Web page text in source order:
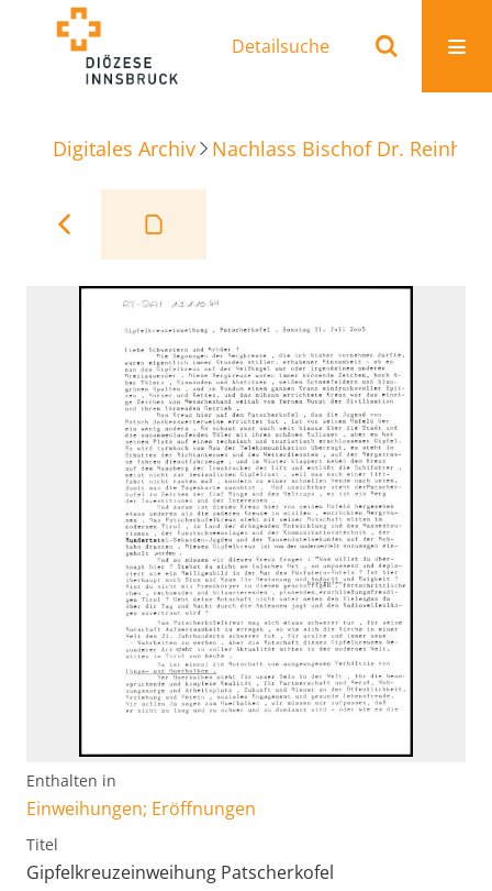
Detailsuche
Digitales Archiv Nachlass Bischof Dr.
Enthalten in
Einweihungen; Eröffnungen
Titel
Gipfelkreuzeinweihung Patscherkofel